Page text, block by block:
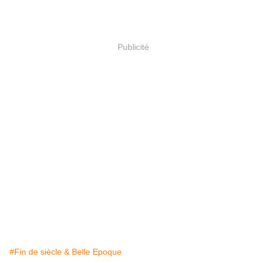
Publicité
#Fin de siècle & Belle Epoque